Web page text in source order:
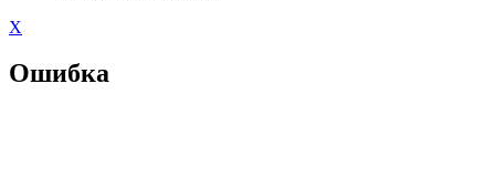
X
Ошибка